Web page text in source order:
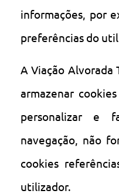
informações, por
preferências do
A Viação Alvorada
armazenar
personalizar e
navegação, não
cookies
utilizador.